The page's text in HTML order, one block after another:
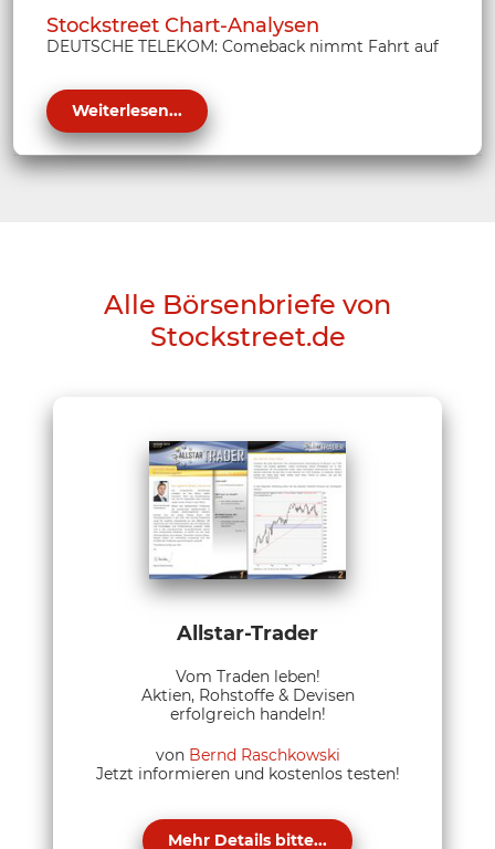
Stockstreet Chart-Analysen
DEUTSCHE TELEKOM: Comeback nimmt Fahrt auf
Weiterlesen...
Alle Börsenbriefe von
Stockstreet.de
Allstar-Trader
Vom Traden leben!
Aktien, Rohstoffe & Devisen
erfolgreich handeln!
von Bernd Raschkowski
Jetzt informieren und kostenlos testen!
Mehr Details bitte...